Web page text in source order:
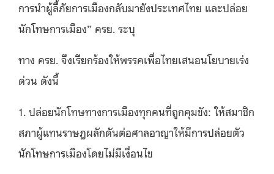
การนำผู้ลี้ภัยการเมืองกลับมายังประเทศไทย และปล่อย
นักโทษการเมือง” ครย. ระบุ
ทาง ครย. จึงเรียกร้องให้พรรคเพื่อไทยเสนอนโยบายเร่ง
ด่วน ดังนี้
1. ปล่อยนักโทษทางการเมืองทุกคนที่ถูกคุมขัง:ให้สมาชิก
สภาผู้แทนราษฎผลักดันต่อศาลอาญาให้มีการปล่อยตัว
นักโทษการเมืองโดยไม่มีเงื่อนไข